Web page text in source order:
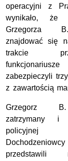
operacyjni z
wynikało,
Grzegorza
znajdować się
trakcie
zabezpieczyli
z zawartością
Grzegorz
zatrzymany
Dochodzeniowcy
przedstawili